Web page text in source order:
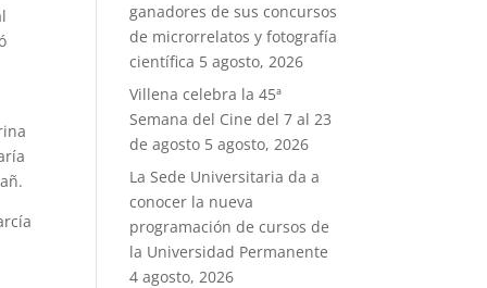
ganadores de sus concursos
de microrrelatos y fotografía
científica 5 agosto, 2026
Villena celebra la 45ª
Semana del Cine del 7 al 23
de agosto 5 agosto, 2026
La Sede Universitaria da a
conocer la nueva
programación de cursos de
la Universidad Permanente
4 agosto, 2026